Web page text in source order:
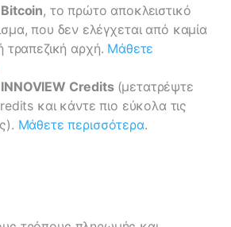
, το πρώτο αποκλειστικό
που δεν ελέγχεται από καμία
τραπεζική αρχή. Μάθετε
Credits (μετατρέψτε
και κάντε πιο εύκολα τις
Μάθετε περισσότερα.